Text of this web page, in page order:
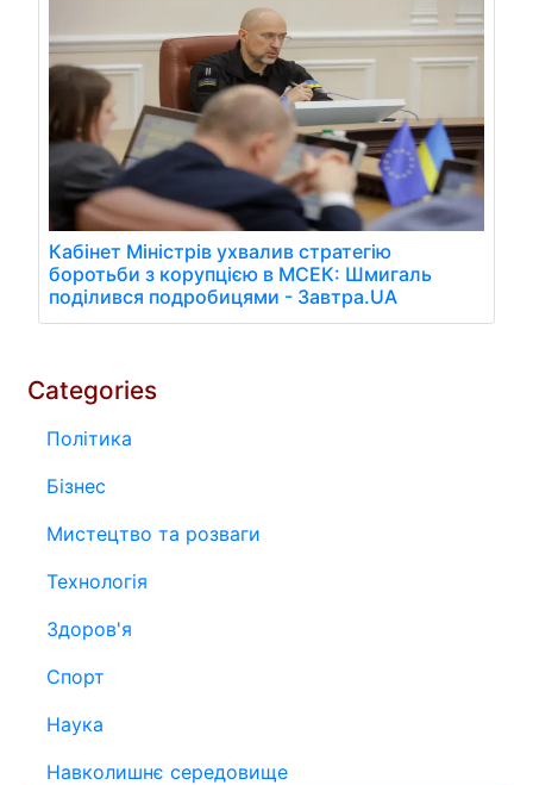
Кабінет Міністрів ухвалив стратегію
боротьби з корупцією в МСЕК: Шмигаль
поділився подробицями - Завтра.UA
Categories
Політика
Бізнес
Мистецтво та розваги
Технологія
Здоров'я
Спорт
Наука
Навколишнє середовище